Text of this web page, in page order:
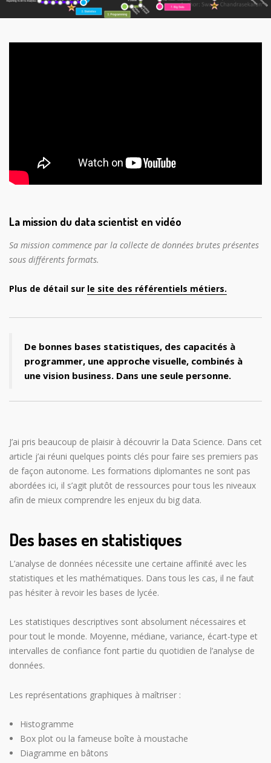
La mission du data scientist en vidéo
Sa mission commence par la collecte de données brutes présentes
sous différents formats.
Plus de détail sur le site des référentiels métiers.
De bonnes bases statistiques, des capacités à
programmer, une approche visuelle, combinés à
une vision business. Dans une seule personne.
J’ai pris beaucoup de plaisir à découvrir la Data Science. Dans cet
article j’ai réuni quelques points clés pour faire ses premiers pas
de façon autonome. Les formations diplomantes ne sont pas
abordées ici, il s’agit plutôt de ressources pour tous les niveaux
afin de mieux comprendre les enjeux du big data.
Des bases en statistiques
L’analyse de données nécessite une certaine affinité avec les
statistiques et les mathématiques. Dans tous les cas, il ne faut
pas hésiter à revoir les bases de lycée.
Les statistiques descriptives sont absolument nécessaires et
pour tout le monde. Moyenne, médiane, variance, écart-type et
intervalles de confiance font partie du quotidien de l’analyse de
données.
Les représentations graphiques à maîtriser :
Histogramme
Box plot ou la fameuse boîte à moustache
Diagramme en bâtons